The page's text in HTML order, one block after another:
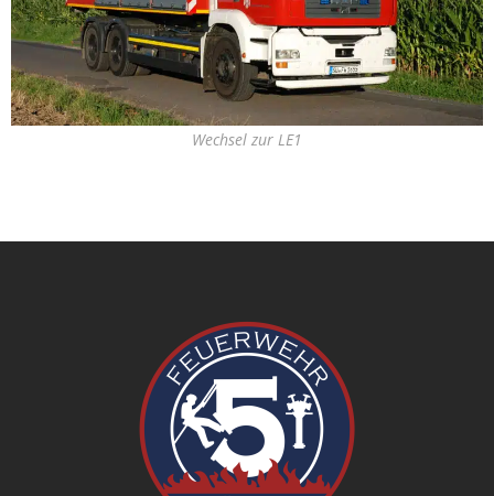
Wechsel zur LE1